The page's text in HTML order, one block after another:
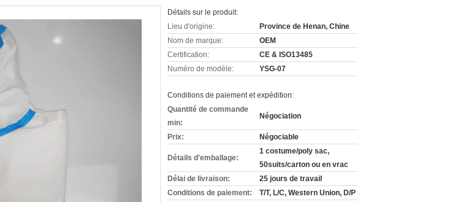
Détails sur le produit:
Lieu d'origine:
Province de Henan, Chine
Nom de marque:
OEM
Certification:
CE & ISO13485
Numéro de modèle:
YSG-07
Conditions de paiement et expédition:
Quantité de commande
min:
Négociation
Prix: Négociable
Détails d'emballage:
1 costume/poly sac,
50suits/carton ou en vrac
Délai de livraison:
25 jours de travail
Conditions de paiement:
T/T, L/C, Western Union, D/P